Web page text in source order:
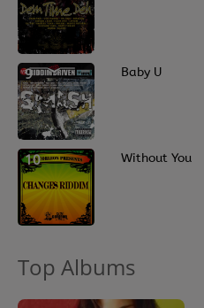
9 Baby U
10 Without You
Top Albums